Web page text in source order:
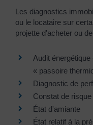
Les diagnostics
ou le locataire sur
projette d'acheter ou
Audit
« passoire
Diagnostic de
Constat de
État d'amiante
État relatif à la